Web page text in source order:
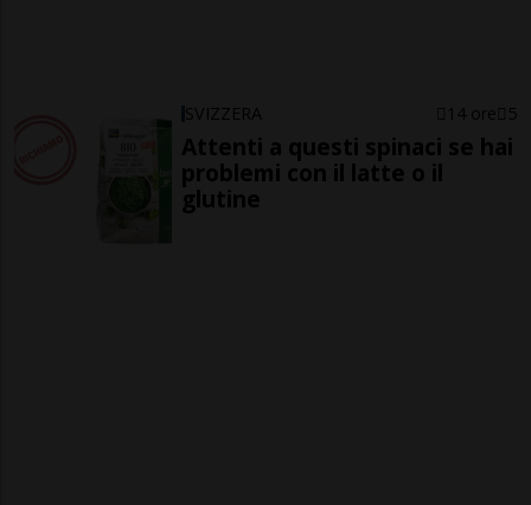
SVIZZERA 14 ore 5
Attenti a questi spinaci se hai
problemi con il latte o il
glutine